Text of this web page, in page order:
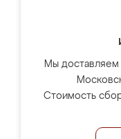
Мы
Стоимость